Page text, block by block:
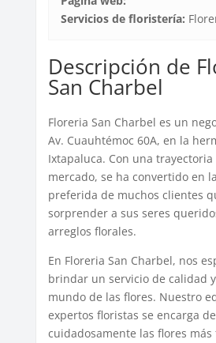
Servicios de floristería:
Descripción de
San Charbel
Floreria San Charbel es un
Av. Cuauhtémoc 60A, en la
Ixtapaluca. Con una
mercado, se ha convertido en
preferida de muchos clientes
sorprender a sus seres
arreglos florales.
En Floreria San Charbel, nos
brindar un servicio de calidad
mundo de las flores. Nuestro
expertos floristas se encarga
cuidadosamente las flores más